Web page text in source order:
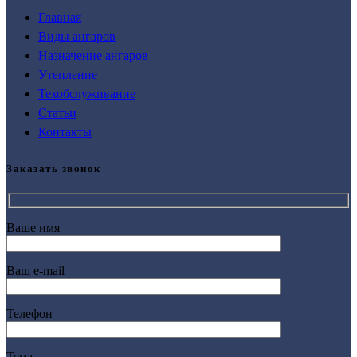
Главная
Виды ангаров
Назначение ангаров
Утепление
Техобслуживание
Статьи
Контакты
Заказать звонок
Ваше имя
Ваш e-mail
Телефон